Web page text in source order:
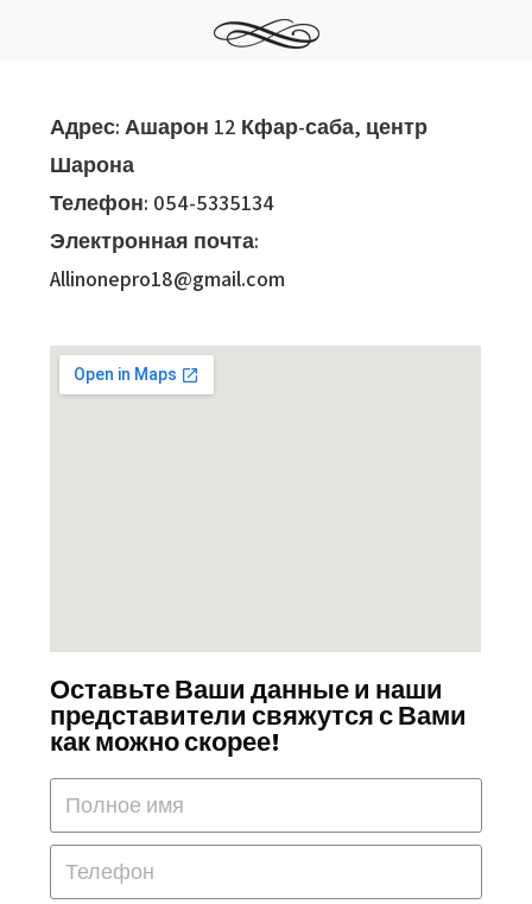
Адрес: Ашарон 12 Кфар-саба, центр
Шарона
Телефон: 054-5335134
Электронная почта:
Allinonepro18@gmail.com
Оставьте Ваши данные и наши
представители свяжутся с Вами
как можно скорее!